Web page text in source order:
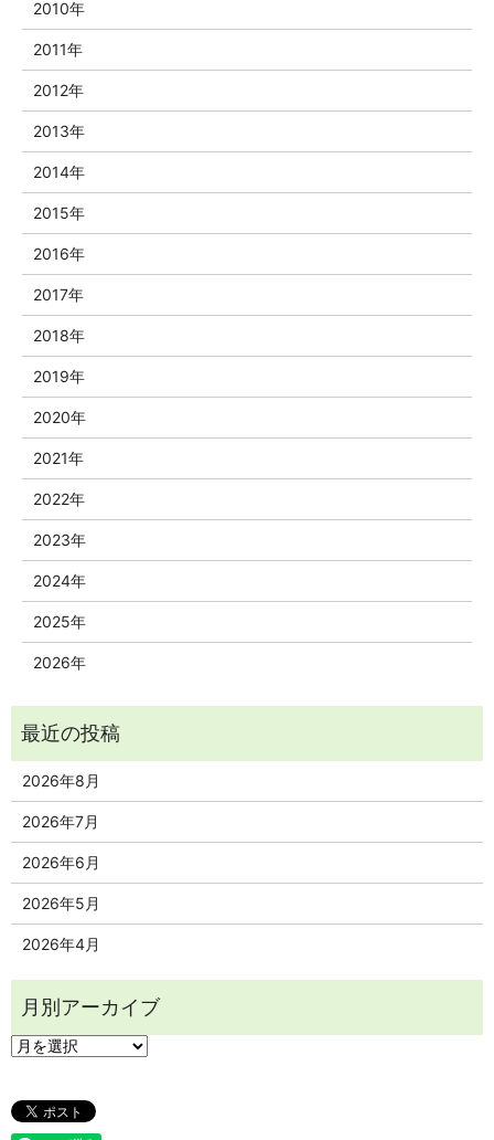
2010年
2011年
2012年
2013年
2014年
2015年
2016年
2017年
2018年
2019年
2020年
2021年
2022年
2023年
2024年
2025年
2026年
2026年8月
2026年7月
2026年6月
2026年5月
2026年4月